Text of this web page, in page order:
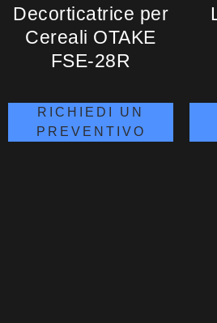
Decorticatrice per
Cereali OTAKE
FSE-28R
RICHIEDI UN
PREVENTIVO